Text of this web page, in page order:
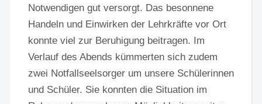
Notwendigen gut versorgt. Das besonnene
Handeln und Einwirken der Lehrkräfte vor Ort
konnte viel zur Beruhigung beitragen. Im
Verlauf des Abends kümmerten sich zudem
zwei Notfallseelsorger um unsere Schülerinnen
und Schüler. Sie konnten die Situation im